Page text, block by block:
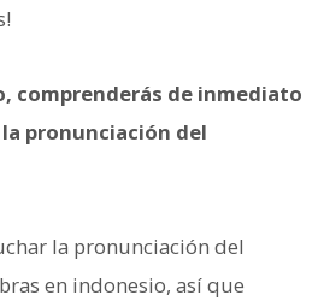
comprenderás de inmediato
pronunciación del
la pronunciación del
en indonesio, así que